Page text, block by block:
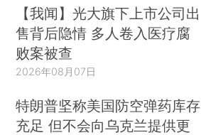
【我闻】光大旗下上市公司出
售背后隐情 多人卷入医疗腐
败案被查
2026年08月07日
特朗普坚称美国防空弹药库存
充足 但不会向乌克兰提供更